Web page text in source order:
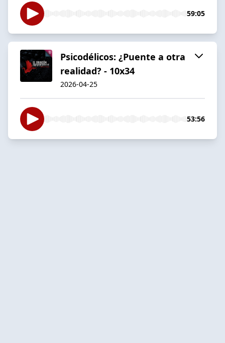
59:05
Psicodélicos: ¿Puente a otra
realidad? - 10x34
2026-04-25
53:56